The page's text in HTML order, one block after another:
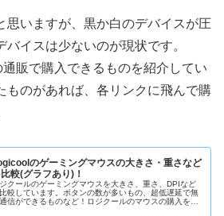
思いますが、黒か白のデバイスが圧
イスは少ないのが現状です。
販で購入できるものを紹介してい
ものがあれば、各リンクに飛んで購
のゲーミングマウスの大きさ・重さなど
較(グラフあり)！
クールのゲーミングマウスを大きさ、重さ、DPIなど
較しています。ボタンの数が多いもの、超低遅延で無
信ができるものなど！ロジクールのマウスの購入を検